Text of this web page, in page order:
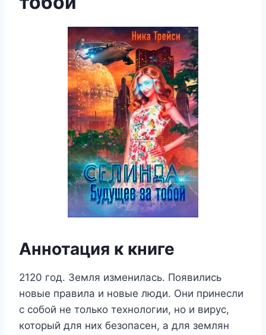
Аннотация к книге
2120 год. Земля изменилась. Появились
новые правила и новые люди. Они принесли
с собой не только технологии, но и вирус,
который для них безопасен, а для землян